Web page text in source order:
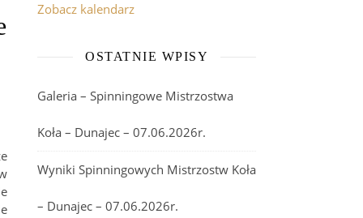
Zobacz kalendarz
OSTATNIE WPISY
Galeria – Spinningowe Mistrzostwa
Koła – Dunajec – 07.06.2026r.
Wyniki Spinningowych Mistrzostw Koła
– Dunajec – 07.06.2026r.